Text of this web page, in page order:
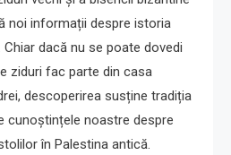
noi informații despre istoria
dacă nu se poate dovedi
ziduri fac parte din casa
descoperirea susține tradiția
cunoștințele noastre despre
în Palestina antică.